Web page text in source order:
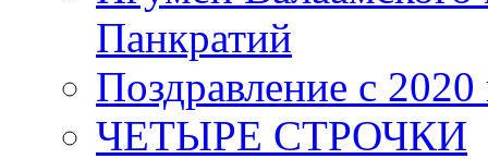
Панкратий
Поздравление с 2020
ЧЕТЫРЕ СТРОЧКИ